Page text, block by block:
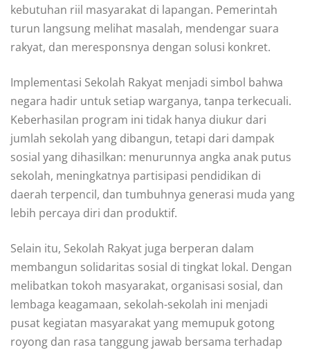
kebutuhan riil masyarakat di lapangan. Pemerintah
turun langsung melihat masalah, mendengar suara
rakyat, dan meresponsnya dengan solusi konkret.
Implementasi Sekolah Rakyat menjadi simbol bahwa
negara hadir untuk setiap warganya, tanpa terkecuali.
Keberhasilan program ini tidak hanya diukur dari
jumlah sekolah yang dibangun, tetapi dari dampak
sosial yang dihasilkan: menurunnya angka anak putus
sekolah, meningkatnya partisipasi pendidikan di
daerah terpencil, dan tumbuhnya generasi muda yang
lebih percaya diri dan produktif.
Selain itu, Sekolah Rakyat juga berperan dalam
membangun solidaritas sosial di tingkat lokal. Dengan
melibatkan tokoh masyarakat, organisasi sosial, dan
lembaga keagamaan, sekolah-sekolah ini menjadi
pusat kegiatan masyarakat yang memupuk gotong
royong dan rasa tanggung jawab bersama terhadap